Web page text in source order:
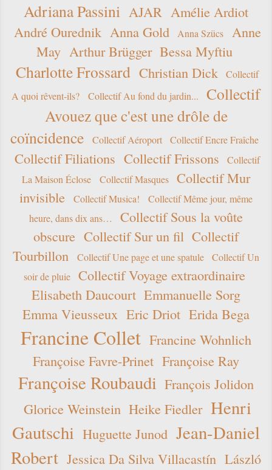
Adriana Passini AJAR Amélie Ardiot
André Ourednik Anna Gold Anna Szücs
Anne
May Arthur Brügger Bessa Myftiu
Charlotte Frossard Christian Dick
Collectif
A quoi rêvent-ils?
Collectif Au fond du jardin...
Collectif
Avouez que c'est une drôle de
coïncidence
Collectif Aéroport Collectif Encre Fraîche
Collectif Filiations Collectif Frissons
Collectif
La Maison Éclose
Collectif Masques
Collectif Mur
invisible
Collectif Musica!
Collectif Même jour, même
heure, dans dix ans…
Collectif Sous la voûte
obscure Collectif Sur un fil Collectif
Tourbillon
Collectif Une page et une spatule
Collectif Un
soir de pluie
Collectif Voyage extraordinaire
Elisabeth Daucourt Emmanuelle Sorg
Emma Vieusseux Eric Driot Erida Bega
Francine Collet Francine Wohnlich
Françoise Favre-Prinet Françoise Ray
Françoise Roubaudi François Jolidon
Glorice Weinstein Heike Fiedler Henri
Gautschi Huguette Junod Jean-Daniel
Robert Jessica Da Silva Villacastín László